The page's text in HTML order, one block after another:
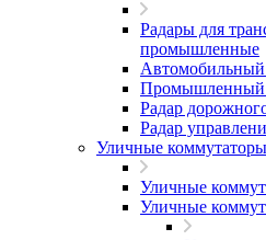
Радары для
промышленные
Автомобильный
Промышленный
Радар
Радар
Уличные
Уличные
Уличные